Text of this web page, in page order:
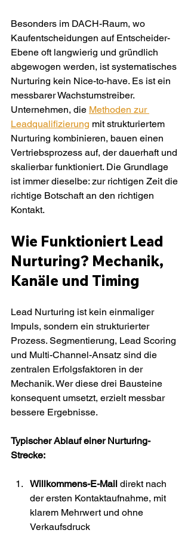
Besonders im DACH-Raum, wo
Kaufentscheidungen auf Entscheider-
Ebene oft langwierig und gründlich
abgewogen werden, ist systematisches
Nurturing kein Nice-to-have. Es ist ein
messbarer Wachstumstreiber.
Unternehmen, die Methoden zur
Leadqualifizierung mit strukturiertem
Nurturing kombinieren, bauen einen
Vertriebsprozess auf, der dauerhaft und
skalierbar funktioniert. Die Grundlage
ist immer dieselbe: zur richtigen Zeit die
richtige Botschaft an den richtigen
Kontakt.
Wie Funktioniert Lead
Nurturing? Mechanik,
Kanäle und Timing
Lead Nurturing ist kein einmaliger
Impuls, sondern ein strukturierter
Prozess. Segmentierung, Lead Scoring
und Multi-Channel-Ansatz sind die
zentralen Erfolgsfaktoren in der
Mechanik. Wer diese drei Bausteine
konsequent umsetzt, erzielt messbar
bessere Ergebnisse.
Typischer Ablauf einer Nurturing-
Strecke:
Willkommens-E-Mail direkt nach
der ersten Kontaktaufnahme, mit
klarem Mehrwert und ohne
Verkaufsdruck